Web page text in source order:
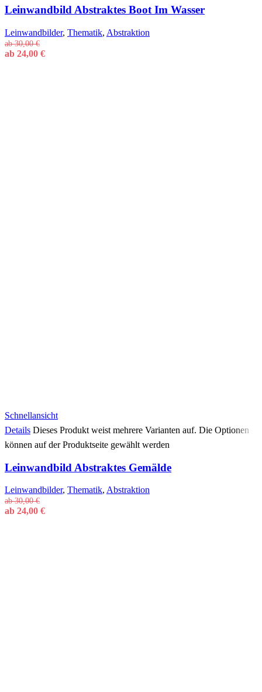
Leinwandbild Abstraktes Boot Im Wasser
Leinwandbilder, Thematik, Abstraktion
ab30,00€
ab 24,00 €
Schnellansicht
Details Dieses Produkt weist mehrere Varianten auf. Die Optionen
können auf der Produktseite gewählt werden
Leinwandbild Abstraktes Gemälde
Leinwandbilder, Thematik, Abstraktion
ab30,00€
ab 24,00 €